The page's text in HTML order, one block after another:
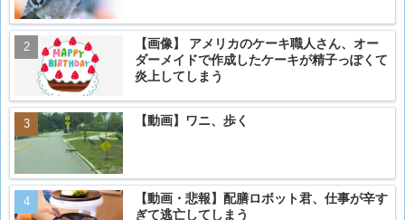
【画像】 アメリカのケーキ職人さん、オー
ダーメイドで作成したケーキが精子っぽくて
炎上してしまう
【動画】ワニ、歩く
【動画・悲報】配膳ロボット君、仕事が辛す
ぎて逃亡してしまう